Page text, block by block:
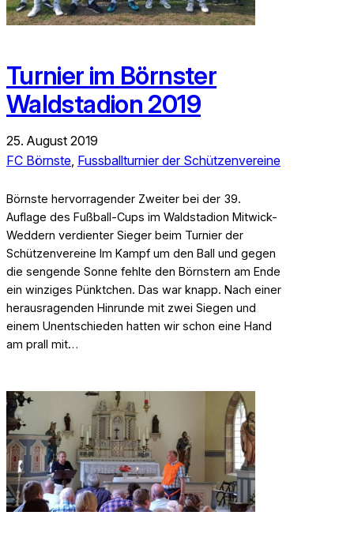
Turnier im Börnster
Waldstadion 2019
25. August 2019
FC Börnste, Fussballturnier der Schützenvereine
Börnste hervorragender Zweiter bei der 39.
Auflage des Fußball-Cups im Waldstadion Mitwick-
Weddern verdienter Sieger beim Turnier der
Schützenvereine Im Kampf um den Ball und gegen
die sengende Sonne fehlte den Börnstern am Ende
ein winziges Pünktchen. Das war knapp. Nach einer
herausragenden Hinrunde mit zwei Siegen und
einem Unentschieden hatten wir schon eine Hand
am prall mit…